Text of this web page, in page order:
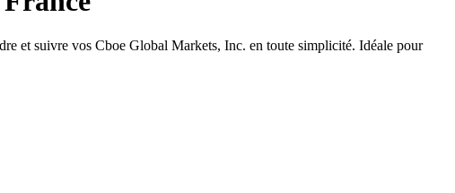
et suivre vos Cboe Global Markets, Inc. en toute simplicité. Idéale pour